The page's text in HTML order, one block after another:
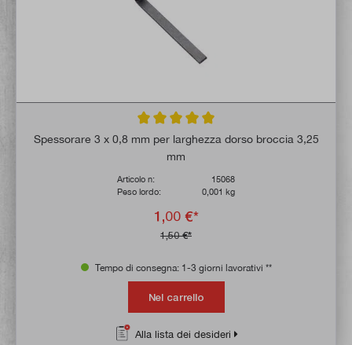
Valutazione media di 5 su 5 stelle
Spessorare 3 x 0,8 mm per larghezza dorso broccia 3,25
mm
Articolo n:
15068
Peso lordo:
0,001 kg
1,00 €*
1,50 €*
Tempo di consegna: 1-3 giorni lavorativi **
Nel carrello
Alla lista dei desideri